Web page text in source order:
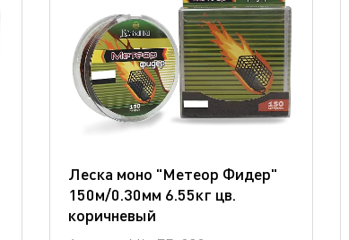
Леска моно "Метеор Фидер"
150м/0.30мм 6.55кг цв.
коричневый